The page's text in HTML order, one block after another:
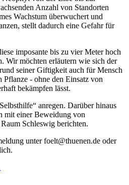
Anzahl von Standorten
Wachstum überwuchert und
stellt dadurch eine Gefahr für
imposante bis zu vier Meter hoch
Wir möchten erläutern wie sich der
seiner Giftigkeit auch für Mensch
- ohne den Einsatz von
bekämpfen lässt.
anregen. Darüber hinaus
mit einer Beweidung von
Schleswig berichten.
unter foelt@thuenen.de oder